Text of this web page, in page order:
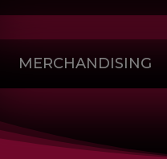
MERCHANDISING